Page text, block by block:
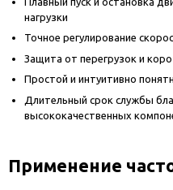
нагрузки
Точное регулирование
Защита от перегрузок и
Простой и интуитивно
Длительный срок службы
высококачественных
Применение